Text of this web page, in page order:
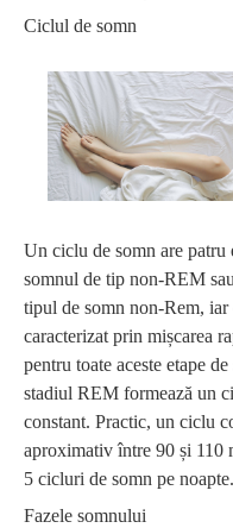
Ciclul de somn
Un ciclu de somn are
somnul de tip non-REM
tipul de somn non-Rem,
caracterizat prin mișcarea
pentru toate aceste etape
stadiul REM formează un
constant. Practic, un ciclu
aproximativ între 90 și 110
5 cicluri de somn pe noapte.
Fazele somnului